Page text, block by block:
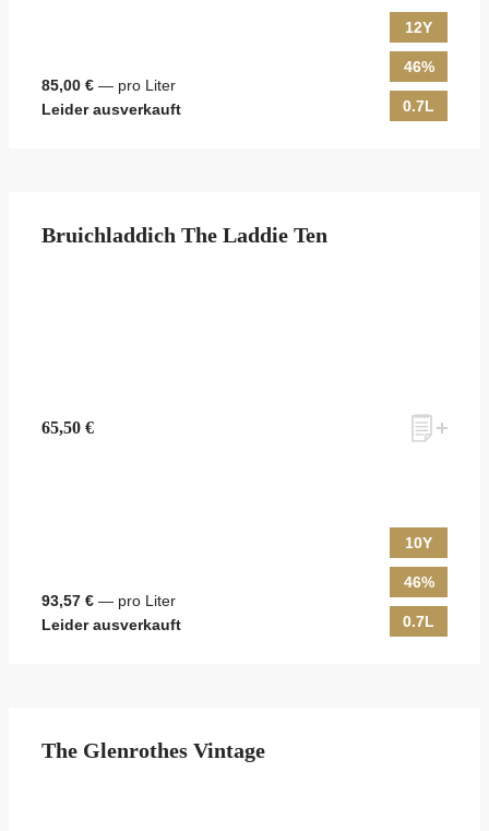
85,00 € — pro Liter
Leider ausverkauft
12Y
46%
0.7L
Bruichladdich The Laddie Ten
65,50 €
93,57 € — pro Liter
Leider ausverkauft
10Y
46%
0.7L
The Glenrothes Vintage